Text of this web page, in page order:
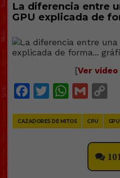
La diferencia entre
GPU explicada de
[Ver vídeo
Facebook
Twitter
CAZADORES DE MITOS CPU GPU